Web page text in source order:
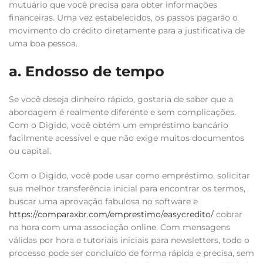
mutuário que você precisa para obter informações
financeiras. Uma vez estabelecidos, os passos pagarão o
movimento do crédito diretamente para a justificativa de
uma boa pessoa.
a. Endosso de tempo
Se você deseja dinheiro rápido, gostaria de saber que a
abordagem é realmente diferente e sem complicações.
Com o Digido, você obtém um empréstimo bancário
facilmente acessível e que não exige muitos documentos
ou capital.
Com o Digido, você pode usar como empréstimo, solicitar
sua melhor transferência inicial para encontrar os termos,
buscar uma aprovação fabulosa no software e
https://comparaxbr.com/emprestimo/easycredito/ cobrar
na hora com uma associação online. Com mensagens
válidas por hora e tutoriais iniciais para newsletters, todo o
processo pode ser concluído de forma rápida e precisa, sem